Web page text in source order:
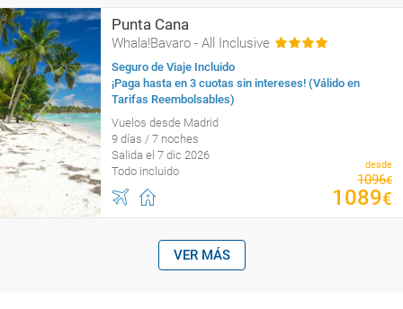
Punta Cana
Whala!Bavaro - All Inclusive
Seguro de Viaje Incluido
¡Paga hasta en 3 cuotas sin intereses! (Válido en
Tarifas Reembolsables)
Vuelos desde Madrid
9 días / 7 noches
Salida el 7 dic 2026
Todo incluido
desde
1096€
1089€
VER MÁS